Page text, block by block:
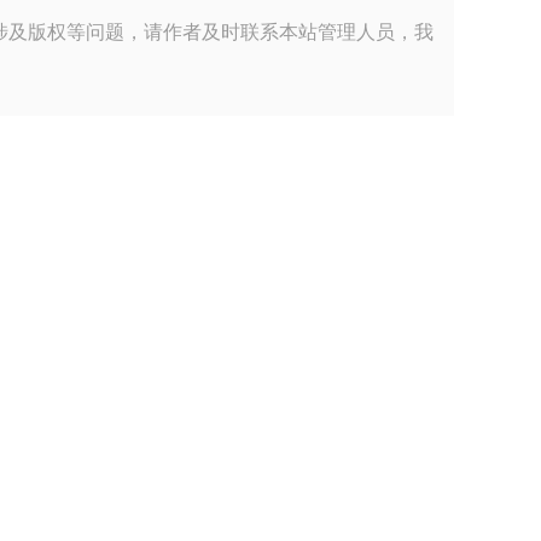
版权等问题，请作者及时联系本站管理人员，我